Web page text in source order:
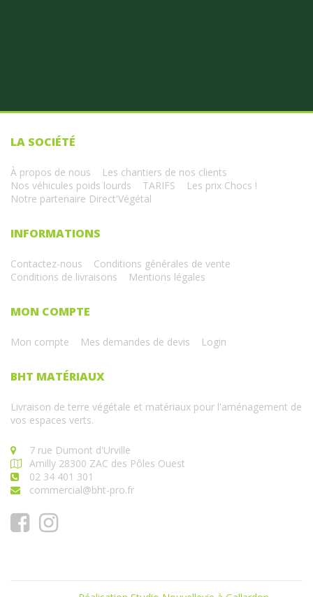
LA SOCIÉTÉ
À propos de nous
Les chantiers de nos clients
Nos véhicules poids lourds
TARIFS
Les prix Chocs !
Notre partenaire Direct'Végétal
INFORMATIONS
Contactez-nous
Conditions générales de vente
Conditions de livraisons
Mentions légales
MON COMPTE
Mon compte Mes demandes de devis Login
BHT MATÉRIAUX
Livraison de terre végétale et matériaux pour l'aménagement de
vos espaces verts.
7 rue Dumont d'Urville
Amilly 28300 ZAC des Pôles Ouest
02 34 401 301
commercial@bht-pro.fr